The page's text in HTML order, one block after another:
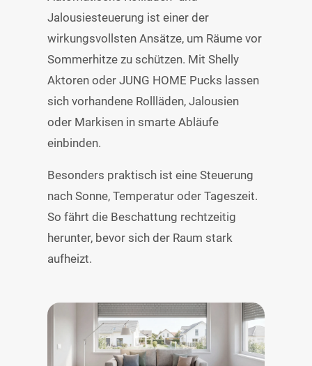
Jalousiesteuerung ist einer der
wirkungsvollsten Ansätze, um Räume vor
Sommerhitze zu schützen. Mit Shelly
Aktoren oder JUNG HOME Pucks lassen
sich vorhandene Rollläden, Jalousien
oder Markisen in smarte Abläufe
einbinden.
Besonders praktisch ist eine Steuerung
nach Sonne, Temperatur oder Tageszeit.
So fährt die Beschattung rechtzeitig
herunter, bevor sich der Raum stark
aufheizt.